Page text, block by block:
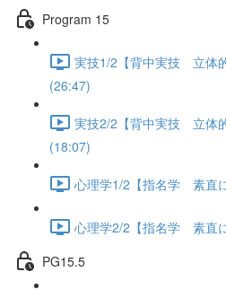
Program 15
実技1/2【背中実技 立体
(26:47)
実技2/2【背中実技 立体
(18:07)
心理学1/2【指名学 素直
心理学2/2【指名学 素直
PG15.5